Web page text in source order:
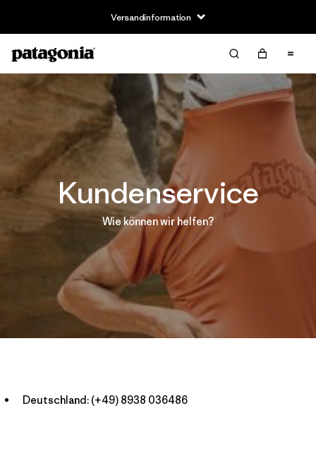
Versandinformation
Kundenservice
Wie können wir helfen?
Deutschland: (+49) 8938 036486